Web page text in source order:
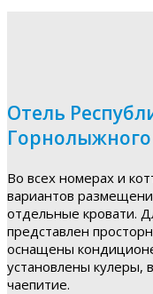
Отель
Во всех номерах и
вариантов
отдельные кровати.
представлен
оснащены
установлены кулеры,
чаепитие.